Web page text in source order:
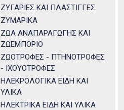
ΖΥΓΑΡΙΕΣ ΚΑΙ ΠΛΑΣΤΙΓΓΕΣ
ΖΥΜΑΡΙΚΑ
ΖΩΑ ΑΝΑΠΑΡΑΓΩΓΗΣ ΚΑΙ
ΖΩΕΜΠΟΡΙΟ
ΖΩΟΤΡΟΦΕΣ - ΠΤΗΝΟΤΡΟΦΕΣ
- ΙΧΘΥΟΤΡΟΦΕΣ
ΗΛΕΚΡΟΛΟΓΙΚΑ ΕΙΔΗ ΚΑΙ
ΥΛΙΚΑ
ΗΛΕΚΤΡΙΚΑ ΕΙΔΗ ΚΑΙ ΥΛΙΚΑ